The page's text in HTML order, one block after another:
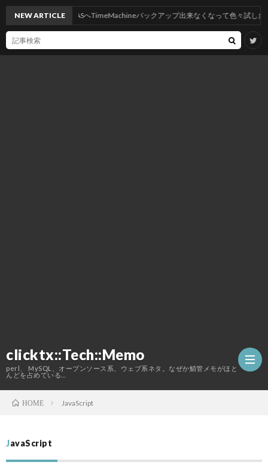
clicktx::Tech::Memo
perl、 MySQL、オープンソース系、ウェブ系ネタ。なぜか鯖管メモがほと
んどを占めている…
NEW ARTICLE
したらNASへTimeMachineバックアップ出来なくなって色々試したけど神記事
HOME JavaScript
JavaScript